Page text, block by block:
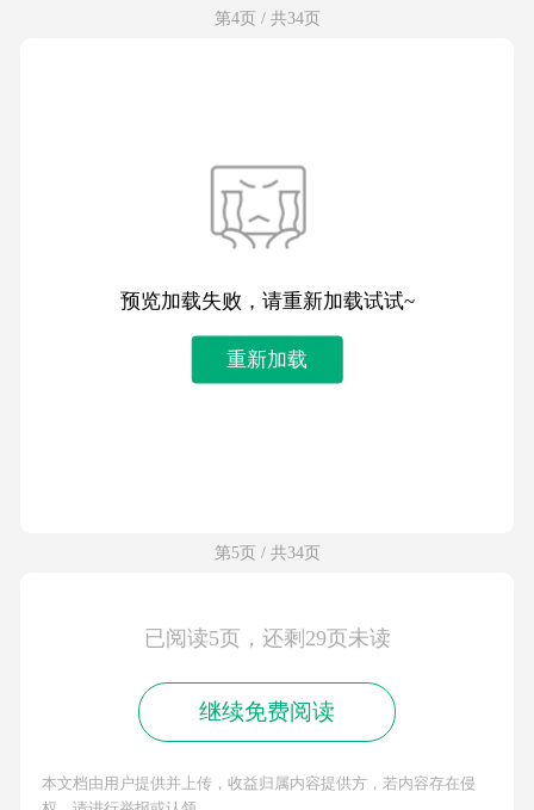
第4页 / 共34页
预览加载失败，请重新加载试试~
重新加载
第5页 / 共34页
已阅读5页，还剩29页未读
继续免费阅读
本文档由用户提供并上传，收益归属内容提供方，若内容存在侵